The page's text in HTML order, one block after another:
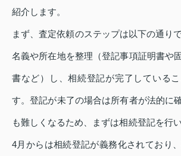
紹介します。
まず、査定依頼のステップは以下の通り
名義や所在地を整理（登記事項証明書や
書など）し、相続登記が完了している
す。登記が未了の場合は所有者が法的に
も難しくなるため、まずは相続登記を行
4月からは相続登記が義務化されており